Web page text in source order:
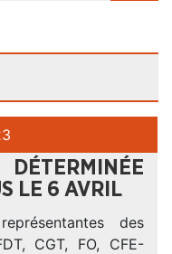
DÉTERMINÉE
LE 6 AVRIL
des
CGT, FO, CFE-